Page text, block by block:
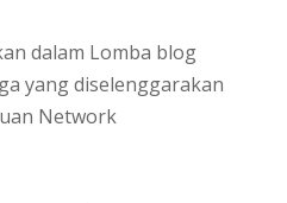
dalam Lomba blog
yang diselenggarakan
Network